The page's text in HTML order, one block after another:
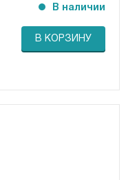
В наличии
В КОРЗИНУ